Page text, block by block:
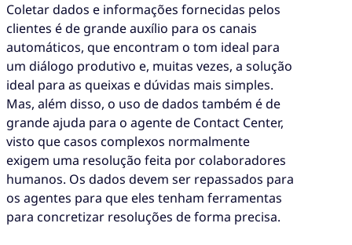
Coletar dados e informações fornecidas pelos
clientes é de grande auxílio para os canais
automáticos, que encontram o tom ideal para
um diálogo produtivo e, muitas vezes, a solução
ideal para as queixas e dúvidas mais simples.
Mas, além disso, o uso de dados também é de
grande ajuda para o agente de Contact Center,
visto que casos complexos normalmente
exigem uma resolução feita por colaboradores
humanos. Os dados devem ser repassados para
os agentes para que eles tenham ferramentas
para concretizar resoluções de forma precisa.